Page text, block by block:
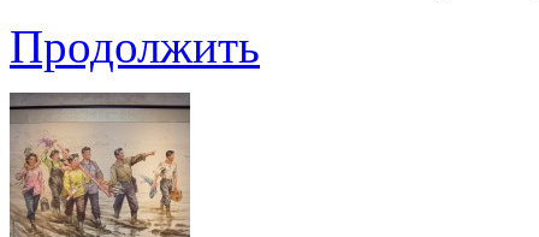
Продолжить